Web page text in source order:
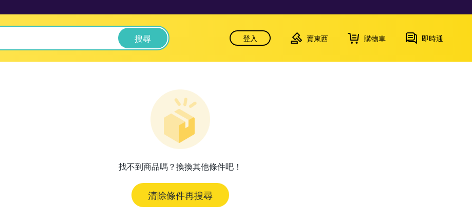
搜尋 登入 賣東西 購物車 即時通
找不到商品嗎？換換其他條件吧！
清除條件再搜尋